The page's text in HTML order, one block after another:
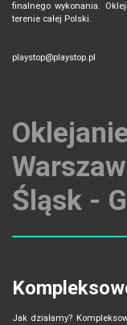
finalnego wykonania.
terenie całej Polski.
playstop@playstop.pl
Śląsk -
Jak działamy?